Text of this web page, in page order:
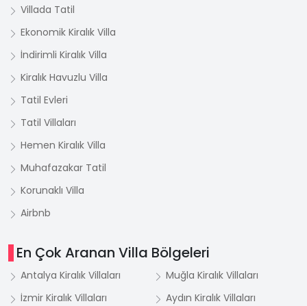
Villada Tatil
Ekonomik Kiralık Villa
İndirimli Kiralık Villa
Kiralık Havuzlu Villa
Tatil Evleri
Tatil Villaları
Hemen Kiralık Villa
Muhafazakar Tatil
Korunaklı Villa
Airbnb
En Çok Aranan Villa Bölgeleri
Antalya Kiralık Villaları
Muğla Kiralık Villaları
İzmir Kiralık Villaları
Aydın Kiralık Villaları